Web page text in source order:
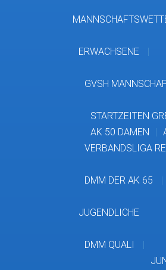
ERWACHSENE
GVSH
STARTZEITEN
AK 50 DAMEN
VERBANDSLIGA
DMM DER AK 65
JUGENDLICHE
DMM QUALI